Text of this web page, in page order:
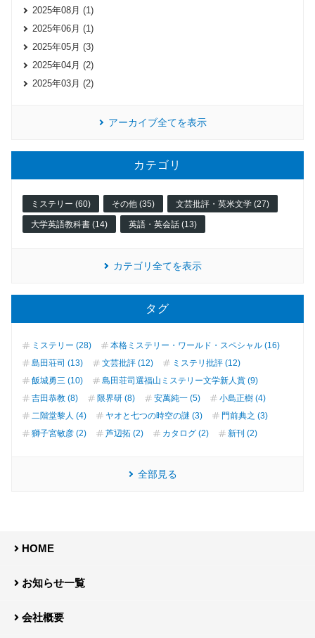
2025年08月 (1)
2025年06月 (1)
2025年05月 (3)
2025年04月 (2)
2025年03月 (2)
アーカイブ全てを表示
カテゴリ
ミステリー (60) その他 (35) 文芸批評・英米文学 (27)
大学英語教科書 (14) 英語・英会話 (13)
カテゴリ全てを表示
タグ
ミステリー (28)
本格ミステリー・ワールド・スペシャル (16)
島田荘司 (13)
文芸批評 (12)
ミステリ批評 (12)
飯城勇三 (10)
島田荘司選福山ミステリー文学新人賞 (9)
吉田恭教 (8)
限界研 (8) 安萬純一 (5)
小島正樹 (4)
二階堂黎人 (4)
ヤオと七つの時空の謎 (3)
門前典之 (3)
獅子宮敏彦 (2)
芦辺拓 (2) カタログ (2) 新刊 (2)
全部見る
HOME
お知らせ一覧
会社概要